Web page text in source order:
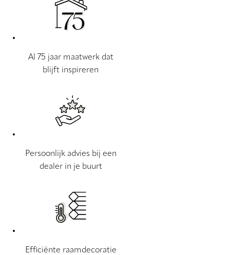
Al 75 jaar maatwerk dat
blijft inspireren
Persoonlijk advies bij een
dealer in je buurt
Efficiënte raamdecoratie